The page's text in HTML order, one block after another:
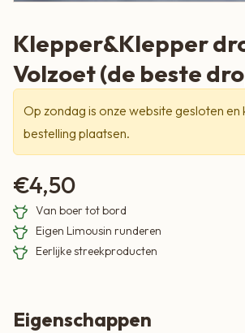
Klepper&Klepper
Volzoet (de beste
Op zondag is onze website gesloten en
bestelling plaatsen.
€4,50
Van boer tot bord
Eigen Limousin runderen
Eerlijke streekproducten
Eigenschappen